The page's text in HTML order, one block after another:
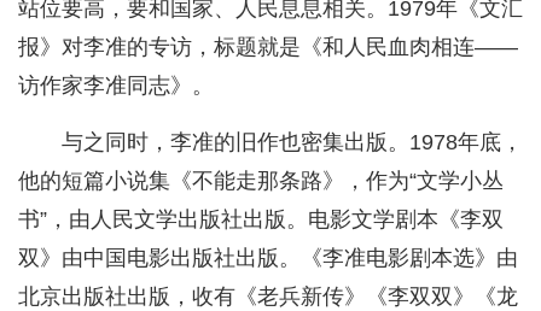
站位要高，要和国家、人民息息相关。1979年《文汇
报》对李准的专访，标题就是《和人民血肉相连——
访作家李准同志》。
与之同时，李准的旧作也密集出版。1978年底，
他的短篇小说集《不能走那条路》，作为“文学小丛
书”，由人民文学出版社出版。电影文学剧本《李双
双》由中国电影出版社出版。《李准电影剧本选》由
北京出版社出版，收有《老兵新传》《李双双》《龙